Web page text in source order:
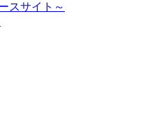
スサイト～